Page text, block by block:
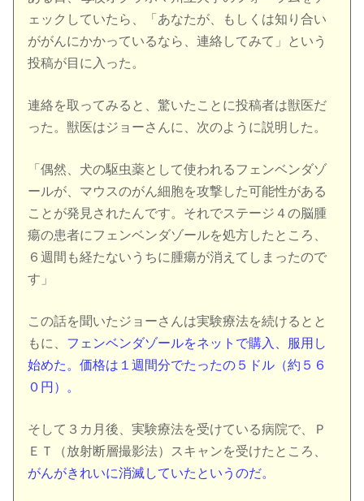
ェックしていたら、「あなたが、もしくは知り合い
ががんにかかっているなら、連絡してみて」という
投稿が目に入った。
連絡を取ってみると、驚いたことに投稿者は獣医だ
った。獣医はジョーさんに、次のように説明した。
「偶然、犬の駆虫薬として使われるフェンベンダゾ
ールが、マウスのがん細胞を攻撃した可能性がある
ことが発見されたんです。それでステージ４の脳腫
瘍の患者にフェンベンダゾールを処方したところ、
６週間も経たないうちに腫瘍が消えてしまったので
す」
この話を聞いたジョーさんは実験療法を続けるとと
もに、 フェンベンダゾールをネットで購入、服用し
始めた。価格は１週間分でたったの５ドル（約５６
０円）。
そして３カ月後、実験療法を受けている病院で、Ｐ
ＥＴ（放射断層撮影法）スキャンを受けたところ、
がんがきれいに消滅していたというのだ。